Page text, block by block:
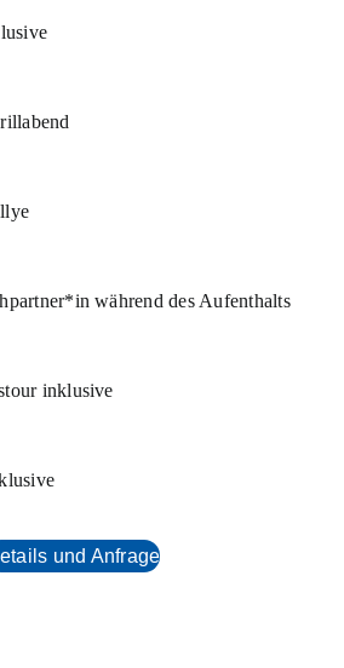
während des Aufenthalts
inklusive
und Anfrage